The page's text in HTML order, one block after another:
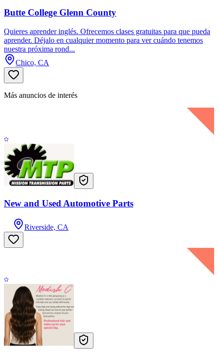
Butte College Glenn County
Quieres aprender inglés. Ofrecemos clases gratuitas para que pueda
aprender. Déjalo en cualquier momento para ver cuándo tenemos
nuestra próxima rond...
Chico, CA
Más anuncios de interés
New and Used Automotive Parts
Riverside, CA